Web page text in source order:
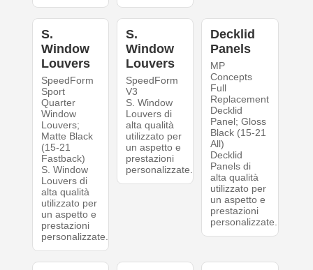
S.
Window
Louvers
SpeedForm
Sport
Quarter
Window
Louvers;
Matte Black
(15-21
Fastback)
S. Window
Louvers di
alta qualità
utilizzato per
un aspetto e
prestazioni
personalizzate.
S.
Window
Louvers
SpeedForm
V3
S. Window
Louvers di
alta qualità
utilizzato per
un aspetto e
prestazioni
personalizzate.
Decklid
Panels
MP
Concepts
Full
Replacement
Decklid
Panel; Gloss
Black (15-21
All)
Decklid
Panels di
alta qualità
utilizzato per
un aspetto e
prestazioni
personalizzate.